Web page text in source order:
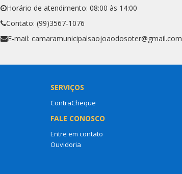
Horário de atendimento: 08:00 às 14:00
Contato: (99)3567-1076
E-mail: camaramunicipalsaojoaodosoter@gmail.com
SERVIÇOS
ContraCheque
FALE CONOSCO
Entre em contato
Ouvidoria